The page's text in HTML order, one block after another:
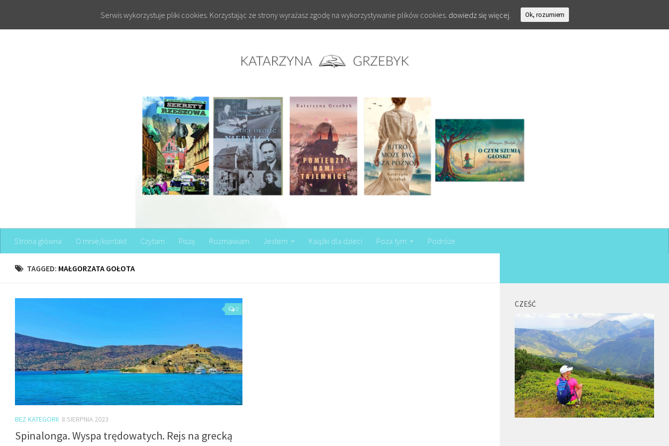
Strona główna O mnie/kontakt Czytam Piszę Rozmawiam Jestem Książki dla dzieci Poza tym Podróże
TAGGED: MAŁGORZATA GOŁOTA
0
BEZ KATEGORII 8 SIERPNIA 2023
Spinalonga. Wyspa trędowatych. Rejs na grecką
CZEŚĆ
Serwis wykorzystuje pliki cookies. Korzystając ze strony wyrażasz zgodę na wykorzystywanie plików cookies. dowiedz się więcej. Ok, rozumiem